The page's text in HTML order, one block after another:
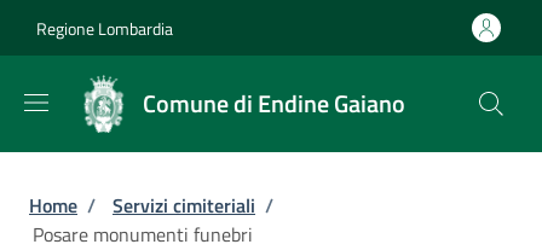
Regione Lombardia
Comune di Endine Gaiano
Briciole di pane
Home / Servizi cimiteriali /
Posare monumenti funebri